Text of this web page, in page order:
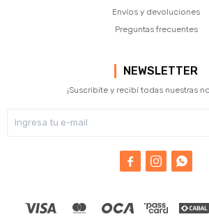
Envíos y devoluciones
Preguntas frecuentes
NEWSLETTER
¡Suscribite y recibí todas nuestras
  